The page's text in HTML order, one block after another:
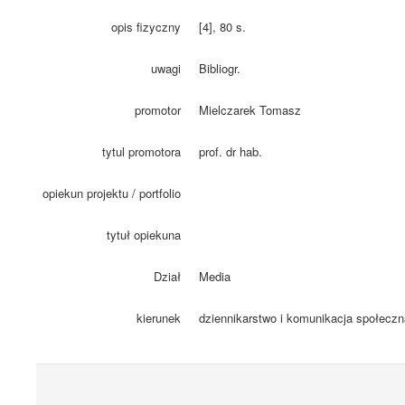
opis fizyczny [4], 80 s.
uwagi Bibliogr.
promotor Mielczarek Tomasz
tytul promotora prof. dr hab.
opiekun projektu / portfolio
tytuł opiekuna
Dział Media
kierunek dziennikarstwo i komunikacja